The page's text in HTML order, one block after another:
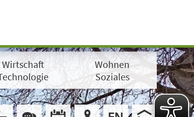
Wirtschaft
Wohnen
Soziales